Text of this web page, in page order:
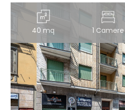
40 mq 1 Camere
DICONO
DI
NOI
NEWS
PARTNERSHIP
Affitto
Scegli
dove
cercare
Provincia